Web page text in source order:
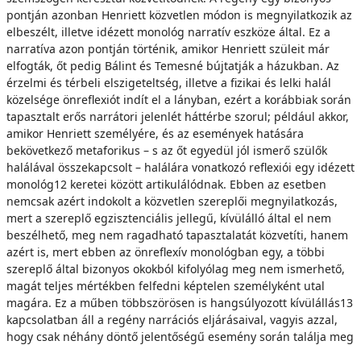
pontján azonban Henriett közvetlen módon is megnyilatkozik az
elbeszélt, illetve idézett monológ narratív eszköze által. Ez a
narratíva azon pontján történik, amikor Henriett szüleit már
elfogták, őt pedig Bálint és Temesné bújtatják a házukban. Az
érzelmi és térbeli elszigeteltség, illetve a fizikai és lelki halál
közelsége önreflexiót indít el a lányban, ezért a korábbiak során
tapasztalt erős narrátori jelenlét háttérbe szorul; például akkor,
amikor Henriett személyére, és az események hatására
bekövetkező metaforikus – s az őt egyedül jól ismerő szülők
halálával összekapcsolt – halálára vonatkozó reflexiói egy idézett
monológ12 keretei között artikulálódnak. Ebben az esetben
nemcsak azért indokolt a közvetlen szereplői megnyilatkozás,
mert a szereplő egzisztenciális jellegű, kívülálló által el nem
beszélhető, meg nem ragadható tapasztalatát közvetíti, hanem
azért is, mert ebben az önreflexív monológban egy, a többi
szereplő által bizonyos okokból kifolyólag meg nem ismerhető,
magát teljes mértékben felfedni képtelen személyként utal
magára. Ez a műben többszörösen is hangsúlyozott kívülállás13
kapcsolatban áll a regény narrációs eljárásaival, vagyis azzal,
hogy csak néhány döntő jelentőségű esemény során találja meg